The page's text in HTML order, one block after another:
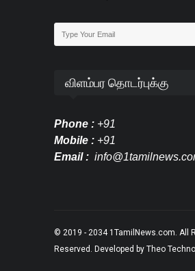
விளம்பர தொடர்புக்கு
Phone : +91
Mobile : +91
Email :
© 2019 - 2034 1TamilNews.com. All
Reserved. Developed by Theo